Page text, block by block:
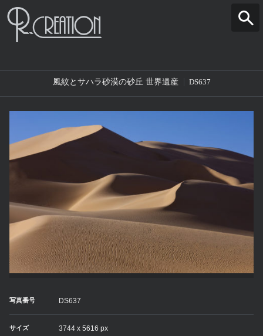
風紋とサハラ砂漠の砂丘 世界遺産 DS637
写真番号 DS637
サイズ 3744 x 5616 px